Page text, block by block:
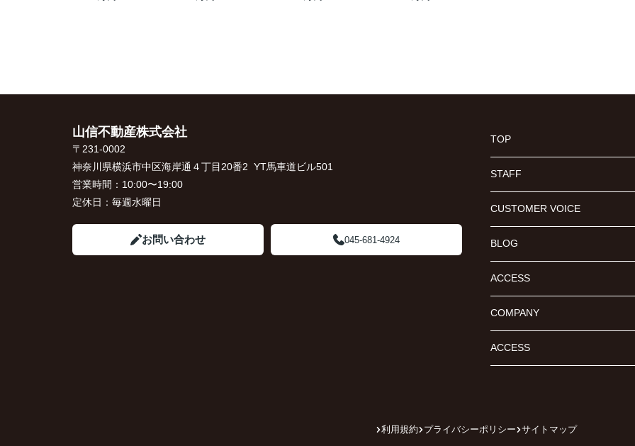
山信不動産株式会社
〒231-0002
神奈川県横浜市中区海岸通４丁目20番2 YT馬車道ビル501
営業時間： 10:00〜19:00
定休日： 毎週水曜日
お問い合わせ 045-681-4924
TOP
STAFF
CUSTOMER VOICE
BLOG
ACCESS
COMPANY
ACCESS
利用規約 プライバシーポリシー サイトマップ